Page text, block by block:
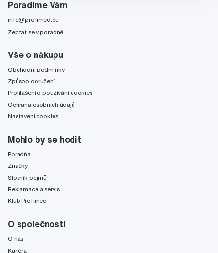
Poradíme Vám
info@profimed.eu
Zeptat se v poradně
Vše o nákupu
Obchodní podmínky
Způsob doručení
Prohlášení o používání cookies
Ochrana osobních údajů
Nastavení cookies
Mohlo by se hodit
Poradňa
Značky
Slovník pojmů
Reklamace a servis
Klub Profimed
O společnosti
O nás
Kariéra